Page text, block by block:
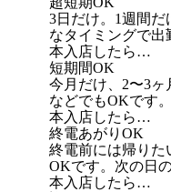
3日だけ。1週間
なタイミングで出
本入店したら…
短期間OK
今月だけ、2〜3
などでもOKです。
本入店したら…
終電あがりOK
終電前には帰りた
OKです。次の日
本入店したら…